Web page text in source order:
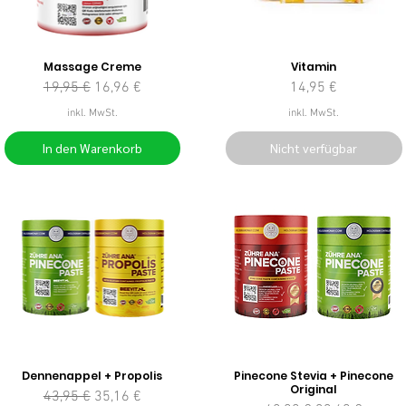
Massage Creme
Standardpreis
19,95 € Sale-Preis
16,96 €
inkl. MwSt.
In den Warenkorb
Vitamin
Preis
14,95 €
inkl. MwSt.
Nicht verfügbar
Dennenappel + Propolis
Standardpreis
43,95 € Sale-Preis
35,16 €
Pinecone Stevia + Pinecone
Original